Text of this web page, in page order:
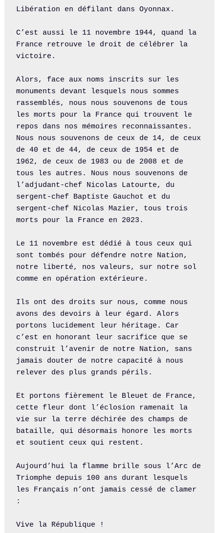
Libération en défilant dans Oyonnax.
C’est aussi le 11 novembre 1944, quand la
France retrouve le droit de célébrer la
victoire.
Alors, face aux noms inscrits sur les
monuments devant lesquels nous sommes
rassemblés, nous nous souvenons de tous
les morts pour la France qui trouvent le
repos dans nos mémoires reconnaissantes.
Nous nous souvenons de ceux de 14, de ceux
de 40 et de 44, de ceux de 1954 et de
1962, de ceux de 1983 ou de 2008 et de
tous les autres. Nous nous souvenons de
l’adjudant-chef Nicolas Latourte, du
sergent-chef Baptiste Gauchot et du
sergent-chef Nicolas Mazier, tous trois
morts pour la France en 2023.
Le 11 novembre est dédié à tous ceux qui
sont tombés pour défendre notre Nation,
notre liberté, nos valeurs, sur notre sol
comme en opération extérieure.
Ils ont des droits sur nous, comme nous
avons des devoirs à leur égard. Alors
portons lucidement leur héritage. Car
c’est en honorant leur sacrifice que se
construit l’avenir de notre Nation, sans
jamais douter de notre capacité à nous
relever des plus grands périls.
Et portons fièrement le Bleuet de France,
cette fleur dont l’éclosion ramenait la
vie sur la terre déchirée des champs de
bataille, qui désormais honore les morts
et soutient ceux qui restent.
Aujourd’hui la flamme brille sous l’Arc de
Triomphe depuis 100 ans durant lesquels
les Français n’ont jamais cessé de clamer
:
Vive la République !